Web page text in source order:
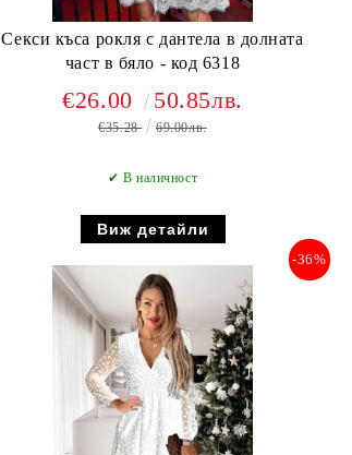
Секси къса рокля с дантела в долната
част в бяло - код 6318
€26.00 50.85лв.
€35.28 69.00лв.
✔ В наличност
Виж детайли
-36%